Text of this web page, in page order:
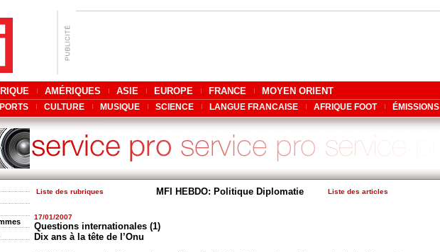
AMÉRIQUES ASIE EUROPE FRANCE MOYEN ORIENT
CULTURE MUSIQUE SCIENCE LANGUE FRANCAISE AFRIQUE FOOT ÉMISSIONS
Liste des rubriques MFI HEBDO: Politique Diplomatie Liste des articles
17/01/2007
Questions internationales (1)
Dix ans à la tête de l’Onu